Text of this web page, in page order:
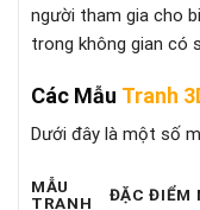
người tham gia cho
trong không gian có
Các Mẫu Tranh
Dưới đây là một số
MẪU
TRANH
ĐẶC ĐIỂM